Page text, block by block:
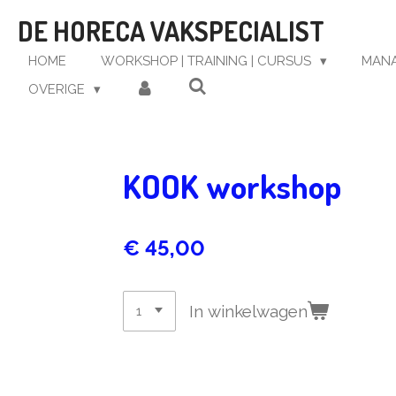
direct
naar
hoofdinhoud
DE HORECA VAKSPECIALIST
HOME WORKSHOP | TRAINING | CURSUS
OVERIGE
KOOK workshop
€ 45,00
In winkelwagen